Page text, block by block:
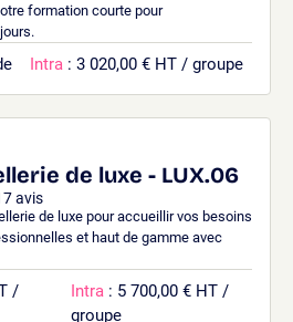
formation courte pour
Intra : 3 020,00 € HT / groupe
de luxe - LUX.06
avis
de luxe pour accueillir vos besoins
et haut de gamme avec
/
Intra : 5 700,00 € HT /
groupe